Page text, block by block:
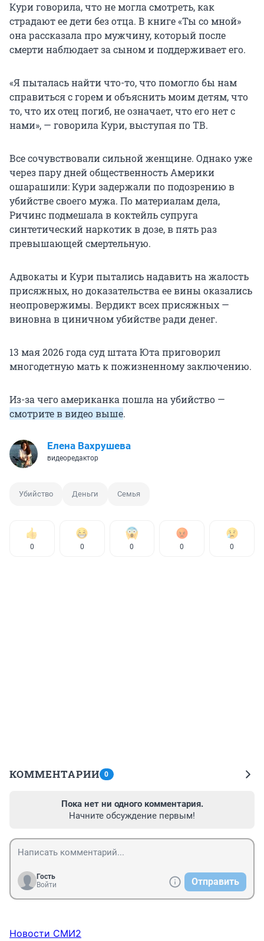
Кури говорила, что не могла смотреть, как
страдают ее дети без отца. В книге «Ты со мной»
она рассказала про мужчину, который после
смерти наблюдает за сыном и поддерживает его.
«Я пыталась найти что-то, что помогло бы нам
справиться с горем и объяснить моим детям, что
то, что их отец погиб, не означает, что его нет с
нами», — говорила Кури, выступая по ТВ.
Все сочувствовали сильной женщине. Однако уже
через пару дней общественность Америки
ошарашили: Кури задержали по подозрению в
убийстве своего мужа. По материалам дела,
Ричинс подмешала в коктейль супруга
синтетический наркотик в дозе, в пять раз
превышающей смертельную.
Адвокаты и Кури пытались надавить на жалость
присяжных, но доказательства ее вины оказались
неопровержимы. Вердикт всех присяжных —
виновна в циничном убийстве ради денег.
13 мая 2026 года суд штата Юта приговорил
многодетную мать к пожизненному заключению.
Из-за чего американка пошла на убийство —
смотрите в видео выше.
Елена Вахрушева
видеоредактор
Убийство Деньги Семья
0 0 0 0 0
КОММЕНТАРИИ 0
Пока нет ни одного комментария.
Начните обсуждение первым!
Гость
Войти
Отправить
Новости СМИ2